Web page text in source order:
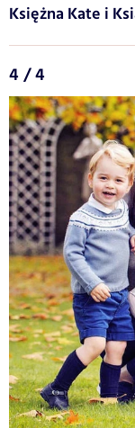
Księżna Kate i
4 / 4